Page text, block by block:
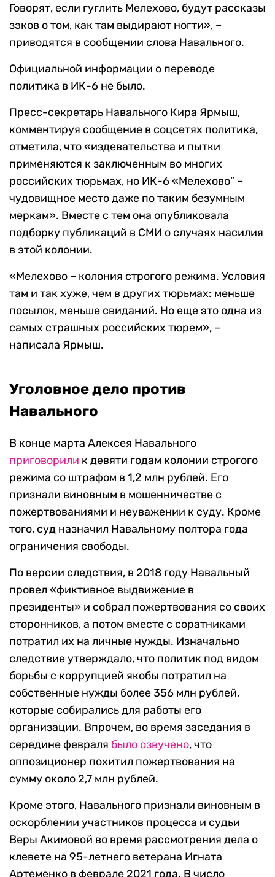
Говорят, если гуглить Мелехово, будут рассказы
зэков о том, как там выдирают ногти», –
приводятся в сообщении слова Навального.
Официальной информации о переводе
политика в ИК-6 не было.
Пресс-секретарь Навального Кира Ярмыш,
комментируя сообщение в соцсетях политика,
отметила, что «издевательства и пытки
применяются к заключенным во многих
российских тюрьмах, но ИК-6 «Мелехово” –
чудовищное место даже по таким безумным
меркам». Вместе с тем она опубликовала
подборку публикаций в СМИ о случаях насилия
в этой колонии.
«Мелехово – колония строгого режима. Условия
там и так хуже, чем в других тюрьмах: меньше
посылок, меньше свиданий. Но еще это одна из
самых страшных российских тюрем», –
написала Ярмыш.
Уголовное дело против
Навального
В конце марта Алексея Навального
приговорили к девяти годам колонии строгого
режима со штрафом в 1,2 млн рублей. Его
признали виновным в мошенничестве с
пожертвованиями и неуважении к суду. Кроме
того, суд назначил Навальному полтора года
ограничения свободы.
По версии следствия, в 2018 году Навальный
провел «фиктивное выдвижение в
президенты» и собрал пожертвования со своих
сторонников, а потом вместе с соратниками
потратил их на личные нужды. Изначально
следствие утверждало, что политик под видом
борьбы с коррупцией якобы потратил на
собственные нужды более 356 млн рублей,
которые собирались для работы его
организации. Впрочем, во время заседания в
середине февраля было озвучено, что
оппозиционер похитил пожертвования на
сумму около 2,7 млн рублей.
Кроме этого, Навального признали виновным в
оскорблении участников процесса и судьи
Веры Акимовой во время рассмотрения дела о
клевете на 95-летнего ветерана Игната
Артеменко в феврале 2021 года. В число